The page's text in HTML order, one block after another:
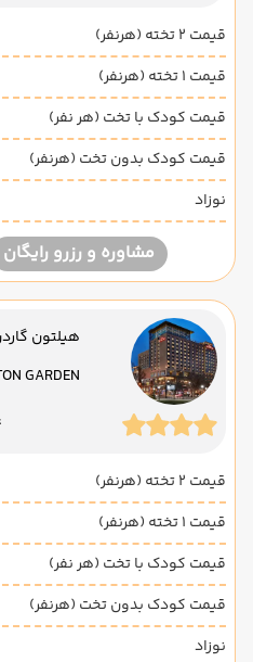
قیمت 2 تخته (هرنفر)
قیمت 1 تخته (هرنفر)
قیمت کودک با تخت (هر نفر)
قیمت کودک بدون تخت (هرنفر)
نوزاد
مشاوره و رزرو رایگان
هیلتون
GARDEN
قیمت 2 تخته (هرنفر)
قیمت 1 تخته (هرنفر)
قیمت کودک با تخت (هر نفر)
قیمت کودک بدون تخت (هرنفر)
نوزاد